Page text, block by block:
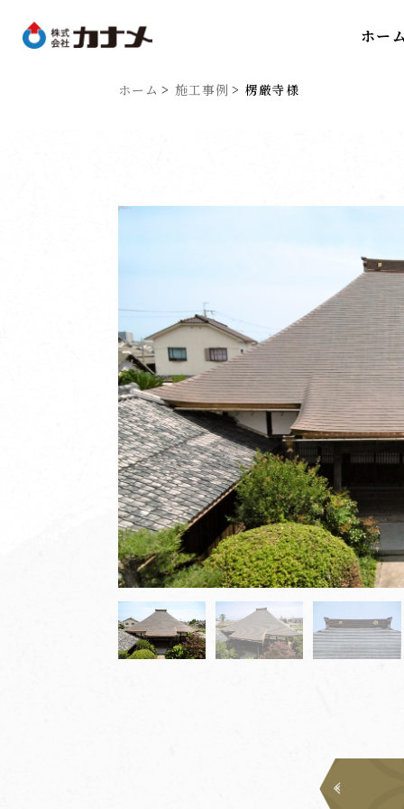
ホー
ホーム 施工事例 楞厳寺様